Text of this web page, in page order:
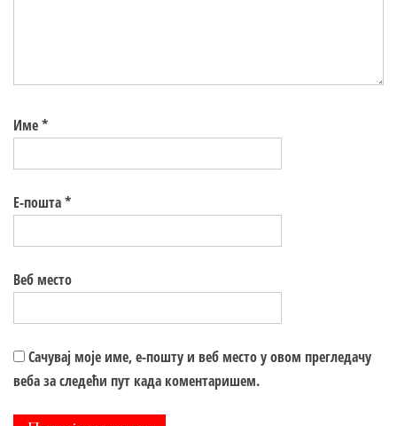
Име*
Е-пошта*
Веб место
Сачувај моје име, е-пошту и веб место у овом прегледачу
веба за следећи пут када коментаришем.